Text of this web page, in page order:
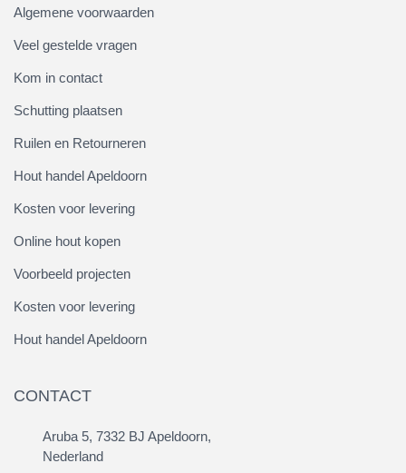
Algemene voorwaarden
Veel gestelde vragen
Kom in contact
Schutting plaatsen
Ruilen en Retourneren
Hout handel Apeldoorn
Kosten voor levering
Online hout kopen
Voorbeeld projecten
Kosten voor levering
Hout handel Apeldoorn
CONTACT
Aruba 5, 7332 BJ Apeldoorn,
Nederland